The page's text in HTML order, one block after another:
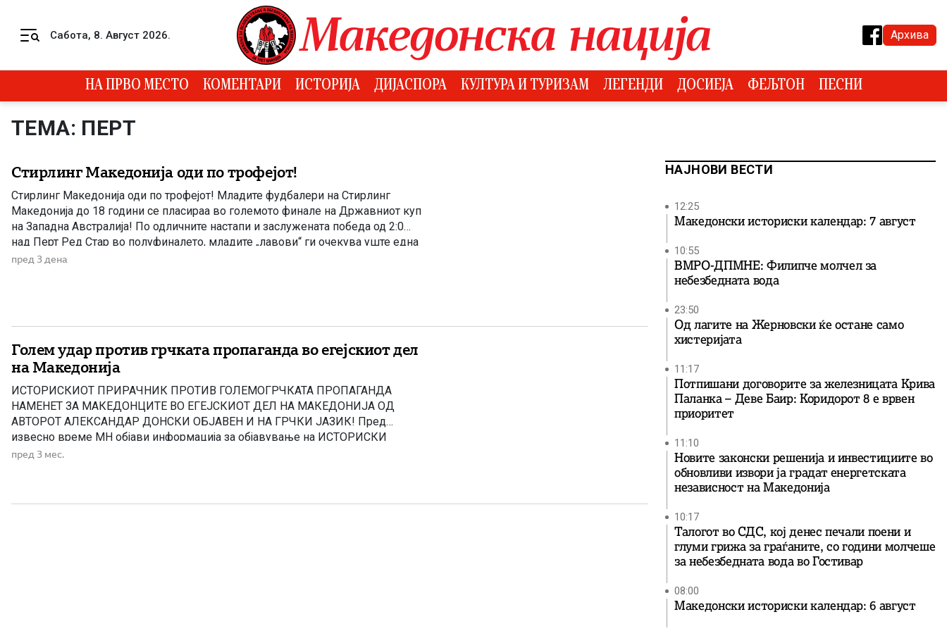
Сабота, 8. Август 2026. Архива
НА ПРВО МЕСТО КОМЕНТАРИ ИСТОРИЈА ДИЈАСПОРА КУЛТУРА И ТУРИЗАМ ЛЕГЕНДИ ДОСИЕЈА ФЕЉТОН ПЕСНИ
ТЕМА: ПЕРТ
Стирлинг Македонија оди по трофејот!
Стирлинг Македонија оди по трофејот! Младите фудбалери на Стирлинг
Македонија до 18 години се пласираа во големото финале на Државниот куп
на Западна Австралија! По одличните настапи и заслужената победа од 2:0
над Перт Ред Стар во полуфиналето, младите „лавови“ ги очекува уште една
пресметка – борбата за шампионскиот пехар против Перт Глори. Финалето ќе
пред 3 дена
Голем удар против грчката пропаганда во егејскиот дел
на Македонија
ИСТОРИСКИOT ПРИРАЧНИК ПРОТИВ ГОЛЕМОГРЧКАТА ПРОПАГАНДА
НАМЕНЕТ ЗА МАКЕДОНЦИТЕ ВО ЕГEЈСКИОТ ДЕЛ НА МАКЕДОНИЈА ОД
АВТОРОТ АЛЕКСАНДАР ДОНСКИ ОБЈАВЕН И НА ГРЧКИ ЈАЗИК! Пред
извесно време МН објави информација за објавување на ИСТОРИСКИ
ПРИРАЧНИК ПРОТИВ ГОЛЕМОГРЧКАТА ПРОПАГАНДА НАМЕНЕТ ЗА
пред 3 мес.
НАЈНОВИ ВЕСТИ
12:25
Македонски историски календар: 7 август
10:55
ВМРО-ДПМНЕ: Филипче молчел за
небезбедната вода
23:50
Од лагите на Жерновски ќе остане само
хистеријата
11:17
Потпишани договорите за железницата Крива
Паланка – Деве Баир: Коридорот 8 е врвен
приоритет
11:10
Новите законски решенија и инвестициите во
обновливи извори ја градат енергетската
независност на Македонија
10:17
Талогот во СДС, кој денес печали поени и
глуми грижа за граѓаните, со години молчеше
за небезбедната вода во Гостивар
08:00
Македонски историски календар: 6 август